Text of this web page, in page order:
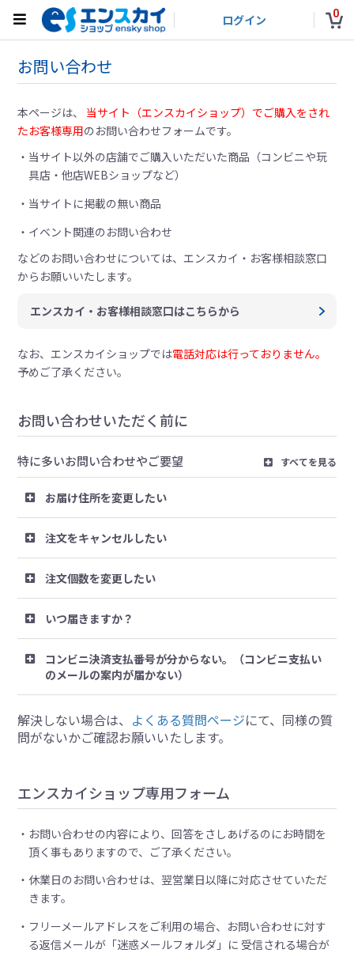
ログイン 0
お問い合わせ
本ページは、 当サイト（エンスカイショップ）でご購入をされ
たお客様専用のお問い合わせフォームです。
当サイト以外の店舗でご購入いただいた商品（コンビニや玩
具店・他店WEBショップなど）
当サイトに掲載の無い商品
イベント関連のお問い合わせ
などのお問い合わせについては、エンスカイ・お客様相談窓口
からお願いいたします。
エンスカイ・お客様相談窓口はこちらから
なお、エンスカイショップでは電話対応は行っておりません。
予めご了承ください。
お問い合わせいただく前に
特に多いお問い合わせやご要望 すべてを見る
お届け住所を変更したい
注文をキャンセルしたい
注文個数を変更したい
いつ届きますか？
コンビニ決済支払番号が分からない。（コンビニ支払い
のメールの案内が届かない）
解決しない場合は、 よくある質問ページにて、同様の質
問がないかご確認お願いいたします。
エンスカイショップ専用フォーム
お問い合わせの内容により、回答をさしあげるのにお時間を
頂く事もありますので、ご了承ください。
休業日のお問い合わせは、翌営業日以降に対応させていただ
きます。
フリーメールアドレスをご利用の場合、お問い合わせに対す
る返信メールが「迷惑メールフォルダ」に 受信される場合が